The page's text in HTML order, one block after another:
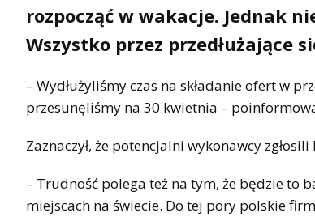
rozpocząć w wakacje. Jednak
Wszystko przez przedłużające
– Wydłużyliśmy czas na składanie ofert w
przesunęliśmy na 30 kwietnia –
Zaznaczył, że potencjalni wykonawcy
– Trudność polega też na tym, że będzie to
miejscach na świecie. Do tej pory polskie